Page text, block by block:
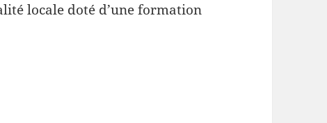
locale doté d’une formation